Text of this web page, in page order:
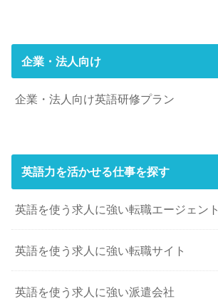
企業・法人向け
企業・法人向け英語研修プラン
英語力を活かせる仕事を探す
英語を使う求人に強い転職エージェント
英語を使う求人に強い転職サイト
英語を使う求人に強い派遣会社